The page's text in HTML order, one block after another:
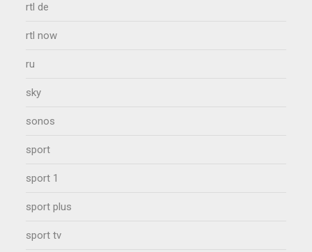
rtl de
rtl now
ru
sky
sonos
sport
sport 1
sport plus
sport tv